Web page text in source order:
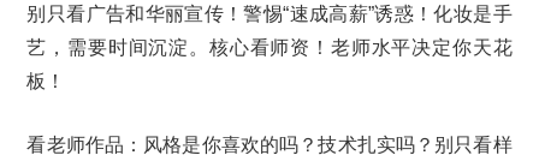
别只看广告和华丽宣传！警惕“速成高薪”诱惑！化妆是手
艺，需要时间沉淀。核心看师资！老师水平决定你天花
板！
看老师作品：风格是你喜欢的吗？技术扎实吗？别只看样